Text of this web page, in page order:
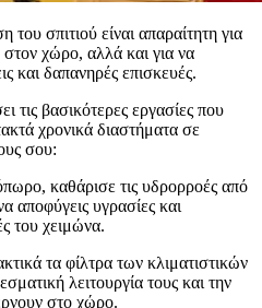
σπιτιού είναι απαραίτητη για
χώρο, αλλά και για να
και δαπανηρές επισκευές.
βασικότερες εργασίες που
χρονικά διαστήματα σε
σου:
καθάρισε τις υδρορροές από
αποφύγεις υγρασίες και
του χειμώνα.
τα φίλτρα των κλιματιστικών
λειτουργία τους και την
στο χώρο.